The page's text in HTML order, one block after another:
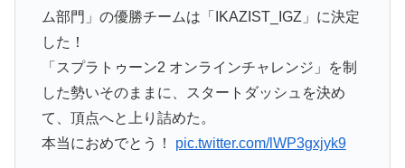
ム部門」の優勝チームは「IKAZIST_IGZ」に決定
した！
「スプラトゥーン2 オンラインチャレンジ」を制
した勢いそのままに、スタートダッシュを決め
て、頂点へと上り詰めた。
本当におめでとう！ pic.twitter.com/lWP3gxjyk9